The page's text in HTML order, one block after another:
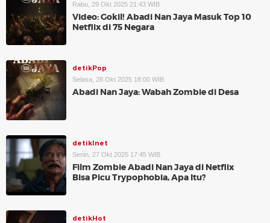
Rabu, 29 Okt 2025 21:43 WIB
Video: Gokil! Abadi Nan Jaya Masuk Top 10
Netflix di 75 Negara
detikPop
Selasa, 28 Okt 2025 18:00 WIB
Abadi Nan Jaya: Wabah Zombie di Desa
detikInet
Senin, 27 Okt 2025 17:45 WIB
Film Zombie Abadi Nan Jaya di Netflix
Bisa Picu Trypophobia, Apa Itu?
detikHot